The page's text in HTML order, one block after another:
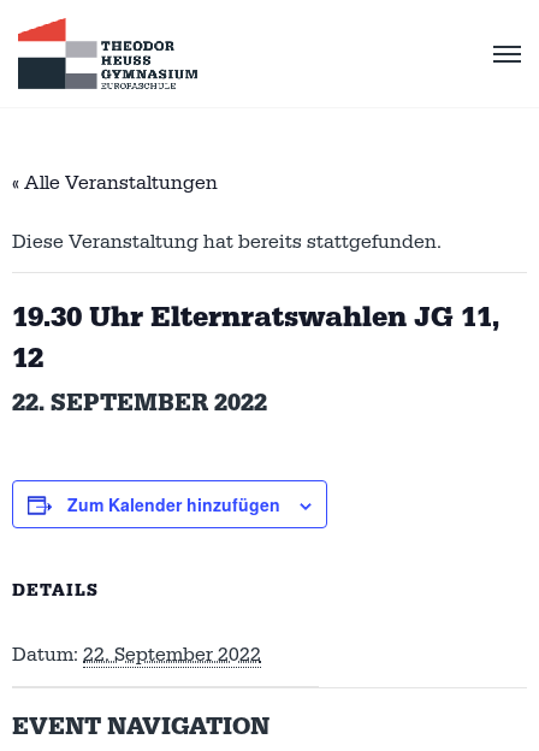
« Alle Veranstaltungen
Diese Veranstaltung hat bereits stattgefunden.
19.30 Uhr Elternratswahlen JG 11,
12
22. SEPTEMBER 2022
Zum Kalender hinzufügen
DETAILS
Datum: 22. September 2022
EVENT NAVIGATION